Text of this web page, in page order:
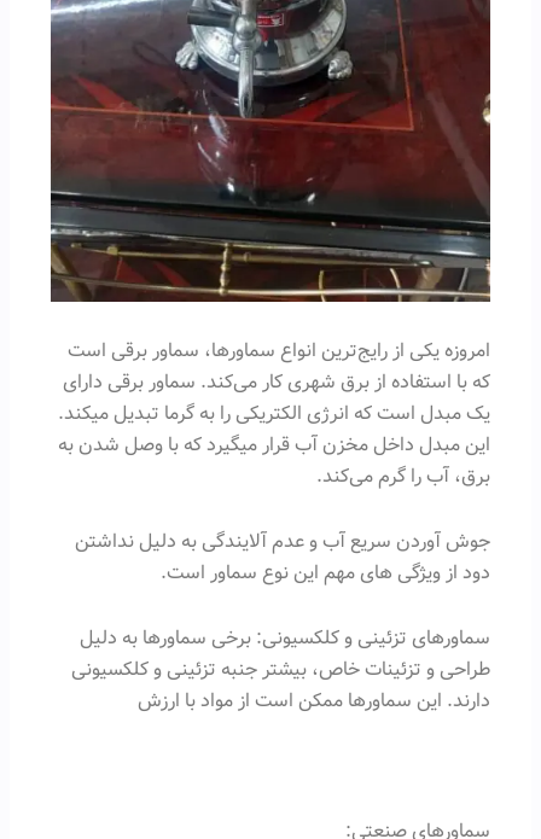
امروزه یکی از رایج‌ترین انواع سماورها، سماور برقی است
که با استفاده از برق شهری کار می‌کند. سماور برقی دارای
یک مبدل است که انرژی الکتریکی را به گرما تبدیل میکند.
این مبدل داخل مخزن آب قرار میگیرد که با وصل شدن به
برق، آب را گرم می‌کند.
جوش آوردن سریع آب و عدم آلایندگی به دلیل نداشتن
دود از ویژگی های مهم این نوع سماور است.
سماورهای تزئینی و کلکسیونی: برخی سماورها به دلیل
طراحی و تزئینات خاص، بیشتر جنبه تزئینی و کلکسیونی
دارند. این سماورها ممکن است از مواد با ارزش
سماورهای صنعتی: